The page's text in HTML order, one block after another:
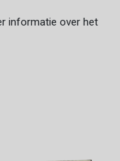
informatie over het